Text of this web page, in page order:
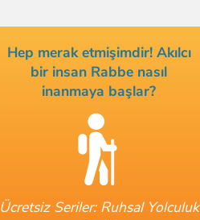
Hep merak etmişimdir! Akılcı
bir insan Rabbe nasıl
inanmaya başlar?
Ücretsiz Seriler: Ruhsal Yolculuk